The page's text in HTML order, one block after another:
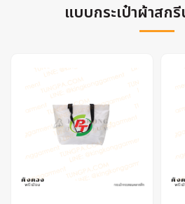
แบบกระเป๋าผ้าสก